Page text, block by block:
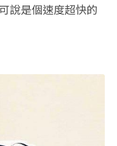
說是個速度超快的